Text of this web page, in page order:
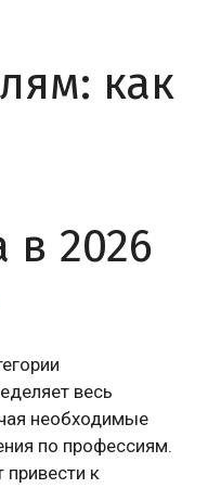
как
в 2026
весь
необходимые
по профессиям.
к